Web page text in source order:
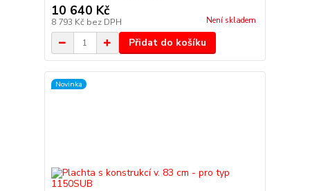
10 640 Kč
8 793 Kč bez DPH Není skladem
Přidat do košíku
Novinka